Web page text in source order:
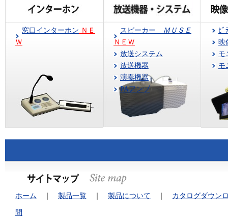
窓口インターホン ＮＥ
Ｗ
スピーカー
ＭＵＳＥ
ＮＥＷ
放送システム
放送機器
演奏機器
PAアンプ
ﾋﾞ
映
モ
モ
ホーム ｜ 製品一覧 ｜ 製品について ｜ カタログダウン
問